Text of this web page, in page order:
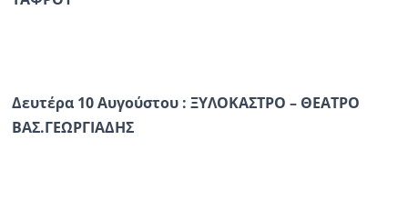
Δευτέρα 10 Αυγούστου : ΞΥΛΟΚΑΣΤΡΟ – ΘΕΑΤΡΟ
ΒΑΣ.ΓΕΩΡΓΙΑΔΗΣ